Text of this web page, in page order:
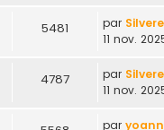
5481 par Silvere
11 nov.
4787 par Silvere
11 nov.
par